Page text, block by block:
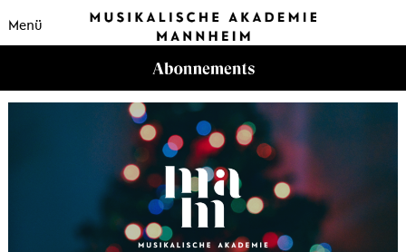
Menü